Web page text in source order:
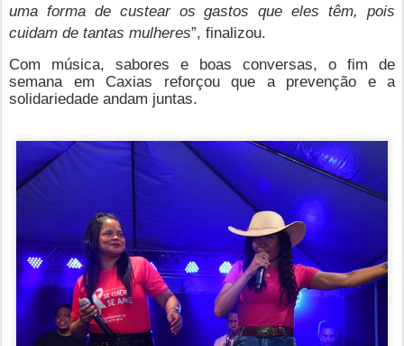
uma forma de custear os gastos que eles têm, pois
cuidam de tantas mulheres”, finalizou.
Com música, sabores e boas conversas, o fim de
semana em Caxias reforçou que a prevenção e a
solidariedade andam juntas.